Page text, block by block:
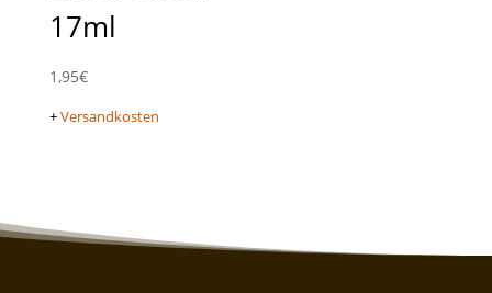
17ml
1,95€
+Versandkosten